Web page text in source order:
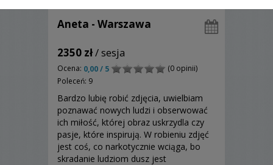
Aneta - Warszawa
2350 zł/ sesja
Ocena: 0,00 / 5
(0 opinii)
Poleceń: 9
Bardzo lubię robić zdjęcia, uwielbiam
poznawać nowych ludzi i obserwować
ich miłość, której obraz uskrzydla czy
pasje, które inspirują. W robieniu zdjęć
jest coś, co narkotycznie wciąga, bo
skradanie ludziom dusz jest